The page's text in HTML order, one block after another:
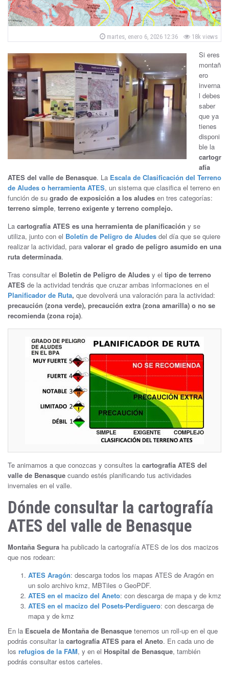
ñ
B
e
n
q
u
e
P
o
d
o
n
martes, enero 6, 2026 12:36 18k views
Si eres
montañ
ero
inverna
l debes
saber
que ya
tienes
disponi
ble la
cartogr
afía
ATES del valle de Benasque. La Escala de Clasificación del Terreno
de Aludes o herramienta ATES, un sistema que clasifica el terreno en
función de su grado de exposición a los aludes en tres categorías:
terreno simple, terreno exigente y terreno complejo.
La cartografía ATES es una herramienta de planificación y se
utiliza, junto con el Boletín de Peligro de Aludes del día que se quiere
realizar la actividad, para valorar el grado de peligro asumido en una
ruta determinada.
Tras consultar el Boletín de Peligro de Aludes y el tipo de terreno
ATES de la actividad tendrás que cruzar ambas informaciones en el
Planificador de Ruta, que devolverá una valoración para la actividad:
precaución (zona verde), precaución extra (zona amarilla) o no se
recomienda (zona roja).
Te animamos a que conozcas y consultes la cartografía ATES del
valle de Benasque cuando estés planificando tus actividades
invernales en el valle.
Dónde consultar la cartografía
ATES del valle de Benasque
Montaña Segura ha publicado la cartografía ATES de los dos macizos
que nos rodean:
ATES Aragón: descarga todos los mapas ATES de Aragón en
un solo archivo kmz, MBTiles o GeoPDF.
ATES en el macizo del Aneto: con descarga de mapa y de kmz
ATES en el macizo del Posets-Perdiguero: con descarga de
mapa y de kmz
En la Escuela de Montaña de Benasque tenemos un roll-up en el que
podrás consultar la cartografía ATES para el Aneto. En cada uno de
los refugios de la FAM, y en el Hospital de Benasque, también
podrás consultar estos carteles.